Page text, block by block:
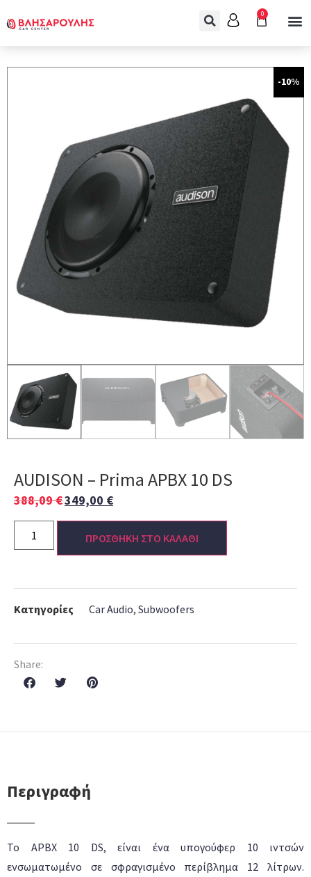
0
-10%
AUDISON – Prima APBX 10 DS
388,09€349,00 €
ΠΡΟΣΘΗΚΗ ΣΤΟ ΚΑΛΑΘΙ
Κατηγορίες Car Audio, Subwoofers
Share:
Περιγραφή
Το APBX 10 DS, είναι ένα υπογούφερ 10 ιντσών
ενσωματωμένο σε σφραγισμένο περίβλημα 12 λίτρων.